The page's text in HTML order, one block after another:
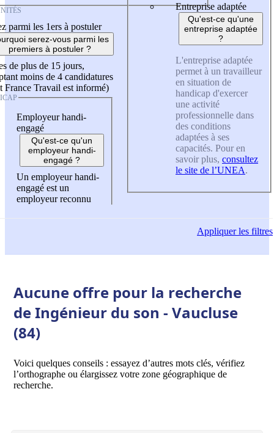
parmi les 1ers à postuler
serez-vous parmi les
premiers à postuler ?
de plus de 15 jours,
moins de 4 candidatures
France Travail est informé)
Employeur handi-
engagé
Qu'est-ce qu'un
employeur handi-
engagé ?
Un employeur handi-
engagé est un
employeur reconnu
Entreprise adaptée
Qu'est-ce qu'une
entreprise adaptée
?
L'entreprise adaptée
permet à un travailleur
en situation de
handicap d'exercer
une activité
professionnelle dans
des conditions
adaptées à ses
capacités. Pour en
savoir plus, consultez
le site de l’UNEA.
Appliquerles filtres
Aucune offre pour la recherche
de Ingénieur du son - Vaucluse
(84)
Voici quelques conseils : essayez d’autres mots clés, vérifiez
l’orthographe ou élargissez votre zone géographique de
recherche.